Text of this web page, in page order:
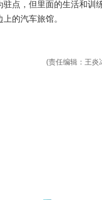
点，但里面的生活和训
的汽车旅馆。
(责任编辑：王炎